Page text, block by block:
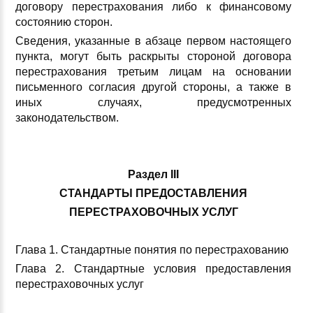
договору перестрахования либо к финансовому
состоянию сторон.
Сведения, указанные в абзаце первом настоящего
пункта, могут быть раскрыты стороной договора
перестрахования третьим лицам на основании
письменного согласия другой стороны, а также в
иных случаях, предусмотренных
законодательством.
Раздел III
СТАНДАРТЫ ПРЕДОСТАВЛЕНИЯ
ПЕРЕСТРАХОВОЧНЫХ УСЛУГ
Глава 1. Стандартные понятия по перестрахованию
Глава 2. Стандартные условия предоставления
перестраховочных услуг